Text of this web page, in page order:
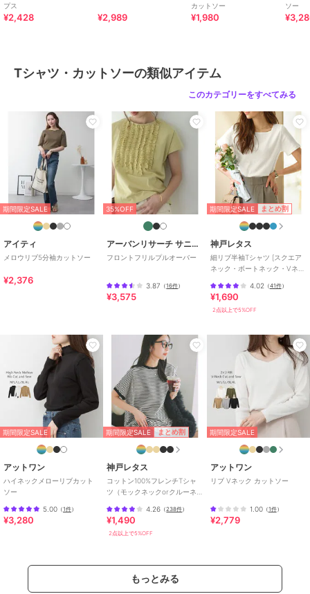
≪注意事項≫
・撮影時のライティング、撮影時期、ご覧になっているモニター・PC
ブランド アットワン
ショップ アットワン
商品カテゴリ トップス ／Tシャツ・カットソ
ー
性別タイプ
レディース
／Tシャツ・カットソ
カラー
杢グレー、ブラック、オフホワイ
M,L,LL
綿100%（杢グレー：綿95% レー
商品のお取り扱い方法
原産国 バングラデシュ
プス
¥2,428 ¥2,989
カットソー
¥1,980
ソー
Tシャツ・カットソーの類似アイテム
このカテゴリーをすべてみる
期間限定SALE
アイティ
メロウリブ5分袖カットソー
¥2,376
35%OFF
アーバンリサーチ サニーレーベル
フロントフリルプルオーバー
3.87 （16件）
¥3,575
期間限定SALE まとめ割
神戸レタス
細リブ半袖Tシャツ [スクエア
ネック・ボートネック・Vネッ
4.02 （41件）
¥1,690
2点以上で5%OFF
期間限定SALE
アットワン
ハイネックメローリブカット
ソー
5.00 （1件）
¥3,280
期間限定SALE まとめ割
神戸レタス
コットン100%フレンチTシャ
ツ（モックネックorクルーネ
4.26 （238件）
¥1,490
2点以上で5%OFF
期間限定SALE
アットワン
リブ Vネック カットソー
1.00（1件）
¥2,779
もっとみる